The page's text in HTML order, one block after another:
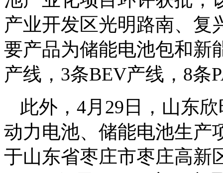
产业开发区光明路南、复
要产品为储能电池包和新
产线，3条BEV产线，8条
此外，4月29日，山东
动力电池、储能电池生产
于山东省枣庄市枣庄高新